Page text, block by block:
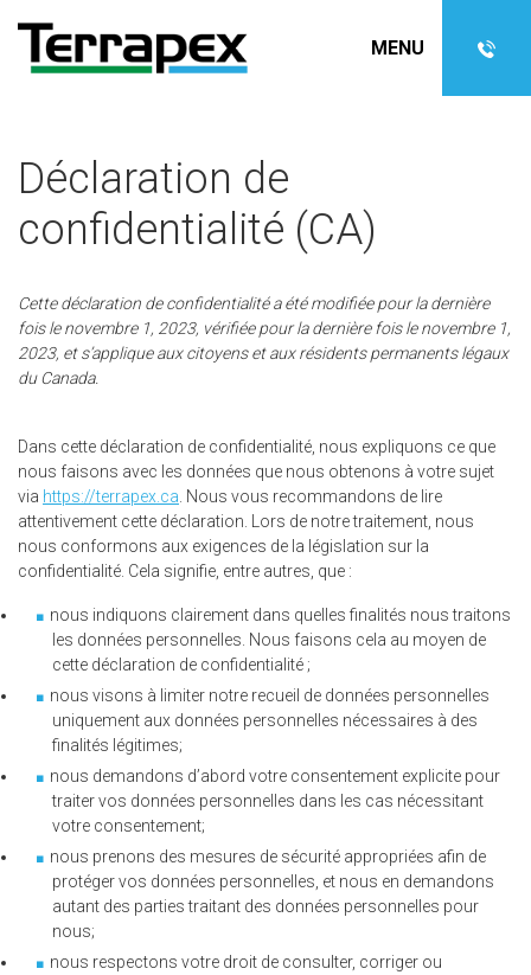
MENU
Déclaration de
confidentialité (CA)
Cette déclaration de confidentialité a été modifiée pour la dernière
fois le novembre 1, 2023, vérifiée pour la dernière fois le novembre 1,
2023, et s’applique aux citoyens et aux résidents permanents légaux
du Canada.
Dans cette déclaration de confidentialité, nous expliquons ce que
nous faisons avec les données que nous obtenons à votre sujet
via https://terrapex.ca . Nous vous recommandons de lire
attentivement cette déclaration. Lors de notre traitement, nous
nous conformons aux exigences de la législation sur la
confidentialité. Cela signifie, entre autres, que :
nous indiquons clairement dans quelles finalités nous traitons
les données personnelles. Nous faisons cela au moyen de
cette déclaration de confidentialité ;
nous visons à limiter notre recueil de données personnelles
uniquement aux données personnelles nécessaires à des
finalités légitimes;
nous demandons d’abord votre consentement explicite pour
traiter vos données personnelles dans les cas nécessitant
votre consentement;
nous prenons des mesures de sécurité appropriées afin de
protéger vos données personnelles, et nous en demandons
autant des parties traitant des données personnelles pour
nous;
nous respectons votre droit de consulter, corriger ou